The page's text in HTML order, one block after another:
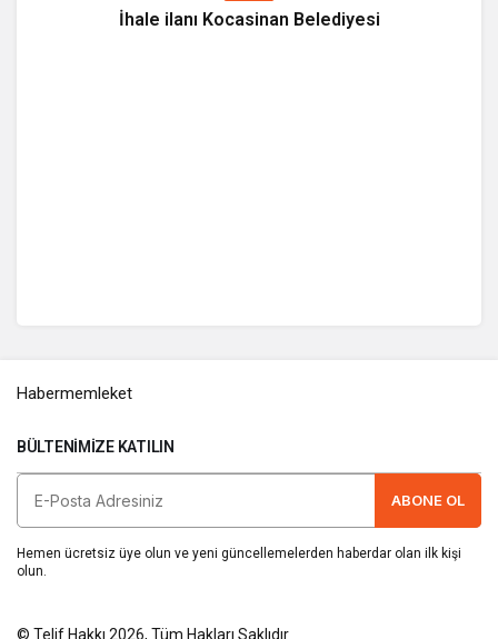
İhale ilanı Kocasinan Belediyesi
Habermemleket
BÜLTENIMIZE KATILIN
ABONE OL
Hemen ücretsiz üye olun ve yeni güncellemelerden haberdar olan ilk kişi
olun.
© Telif Hakkı 2026, Tüm Hakları Saklıdır